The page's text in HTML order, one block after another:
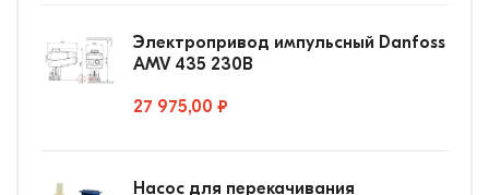
Электропривод импульсный Danfoss
AMV 435 230В
27 975,00 ₽
Насос для перекачивания